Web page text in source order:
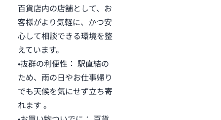
百貨店内の店舗として、お
客様がより気軽に、かつ安
心して相談できる環境を整
えています。
•抜群の利便性： 駅直結の
ため、雨の日やお仕事帰り
でも天候を気にせず立ち寄
れます 。